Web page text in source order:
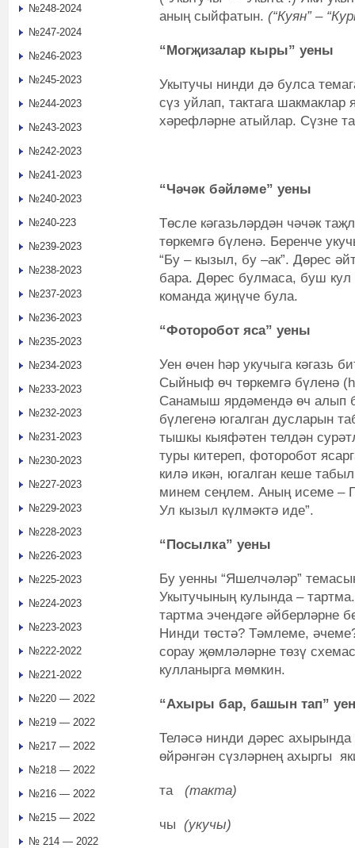
аның сыйфатын. (“Куян” –
“Могҗизалар кыры” уены
Укытучы нинди дә булса
сүз уйлап, тактага
хәрефләрне атыйлар. Сүзне
“Чәчәк бәйләме” уены
Төсле кәгазьләрдән чәчәк
төркемгә бүленә. Беренче
“Бу – кызыл, бу –ак”. Дөрес
бара. Дөрес булмаса, буш кул
команда җиңүче була.
“Фоторобот яса” уены
Уен өчен hәр укучыга кәгазь
Сыйныф өч төркемгә бүленә
Санамыш ярдәмендә өч алып
бүлегенә югалган дусларын
тышкы кыяфәтен телдән
туры китереп, фоторобот
килә икән, югалган кеше
минем сеңлем. Аның исеме –
Ул кызыл күлмәктә иде”.
“Посылка” уены
Бу уенны “Яшелчәләр”
Укытучының кулында –
тартма эчендәге әйберләрне
Нинди төстә? Тәмлеме,
сорау җөмләләрне төзү
кулланырга мөмкин.
“Ахыры бар, башын тап”
Теләсә нинди дәрес ахырында
өйрәнгән сүзләрнең ахыргы
та (такта)
чы (укучы)
№248-2024
№247-2024
№246-2023
№245-2023
№244-2023
№243-2023
№242-2023
№241-2023
№240-2023
№240-223
№239-2023
№238-2023
№237-2023
№236-2023
№235-2023
№234-2023
№233-2023
№232-2023
№231-2023
№230-2023
№227-2023
№229-2023
№228-2023
№226-2023
№225-2023
№224-2023
№223-2023
№222-2022
№221-2022
№220 — 2022
№219 — 2022
№217 — 2022
№218 — 2022
№216 — 2022
№215 — 2022
№ 214 — 2022